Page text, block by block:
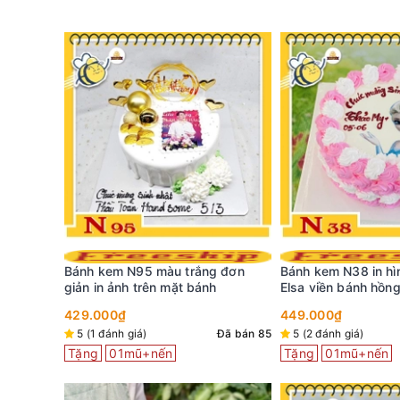
Bánh kem N38 in hình công chúa
Elsa viền bánh hồng cho bé gái
449.000₫
5 (2 đánh giá) Đã bán 62
Tặng 01mũ+nến
Bánh kem H660 in
cùng viền hoa kem
369.000₫
Đã bán 25
Tặng 01mũ+nến